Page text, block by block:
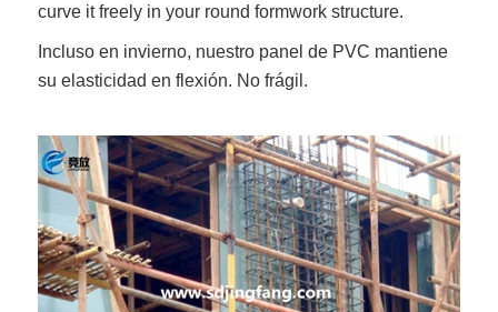
curve it freely in your round formwork structure.
Incluso en invierno, nuestro panel de PVC mantiene
su elasticidad en flexión. No frágil.